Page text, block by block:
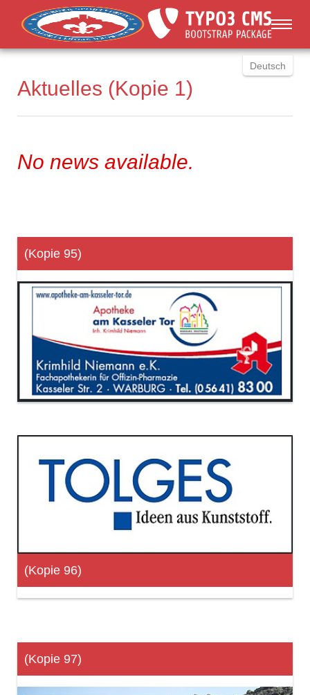
Skip to main content
Deutsch
You are here:
Aktuelles (Kopie 1)
No news available.
(Kopie 95)
(Kopie 96)
(Kopie 97)